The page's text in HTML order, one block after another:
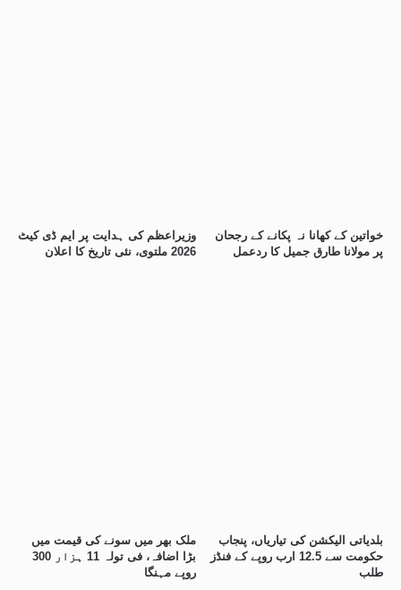
وزیراعظم کی ہدایت پر ایم ڈی کیٹ
2026 ملتوی، نئی تاریخ کا اعلان
خواتین کے کھانا نہ پکانے کے رجحان
پر مولانا طارق جمیل کا ردعمل
ملک بھر میں سونے کی قیمت میں
بڑا اضافہ، فی تولہ 11 ہزار 300
روپے مہنگا
بلدیاتی الیکشن کی تیاریاں، پنجاب
حکومت سے 12.5 ارب روپے کے فنڈز
طلب